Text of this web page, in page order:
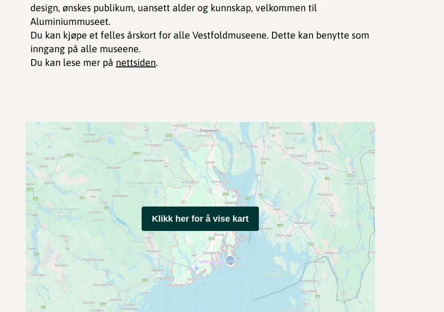
design, ønskes publikum, uansett alder og kunnskap, velkommen til
Aluminiummuseet.
Du kan kjøpe et felles årskort for alle Vestfoldmuseene. Dette kan benytte som
inngang på alle museene.
Du kan lese mer på nettsiden.
Klikk her for å vise kart